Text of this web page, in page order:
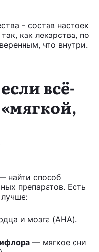
– состав настоек
как лекарства, по
что внутри.
всё-
найти способ
препаратов. Есть
и мозга (AHA).
— мягкое сни